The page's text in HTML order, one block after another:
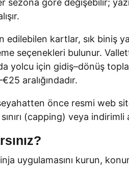
sezona göre değişebilir;
edilebilen kartlar, sık
seçenekleri bulunur.
yolcu için gidiş–dönüş
aralığındadır.
önce resmi web
(capping) veya
uygulamasını kurun,